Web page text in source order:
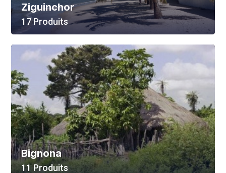
Ziguinchor
17 Produits
Voir Tout
Bignona
11 Produits